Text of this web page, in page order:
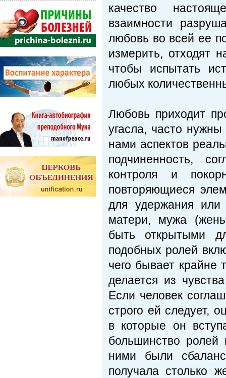
качество
взаимности
любовь во всей ее
измерить, отходят
чтобы испытать
любых
Любовь приходит
угасла, часто
нами аспектов
подчиненность,
контроля и
повторяющиеся
для удержания
матери, мужа
быть открытыми
подобных ролей
чего бывает крайне
делается из
Если человек
строго ей следует,
в которые он
большинство
ними были
получала столько